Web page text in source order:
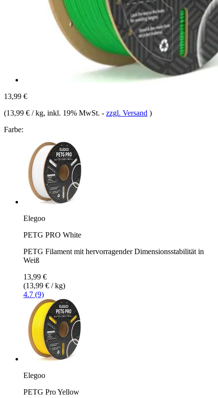
13,99 €
(13,99 € / kg, inkl. 19% MwSt. - zzgl. Versand )
Farbe:
Elegoo
PETG PRO White
PETG Filament mit hervorragender Dimensionsstabilität in
Weiß
13,99 €
(13,99 € / kg)
4.7 (9)
Elegoo
PETG Pro Yellow